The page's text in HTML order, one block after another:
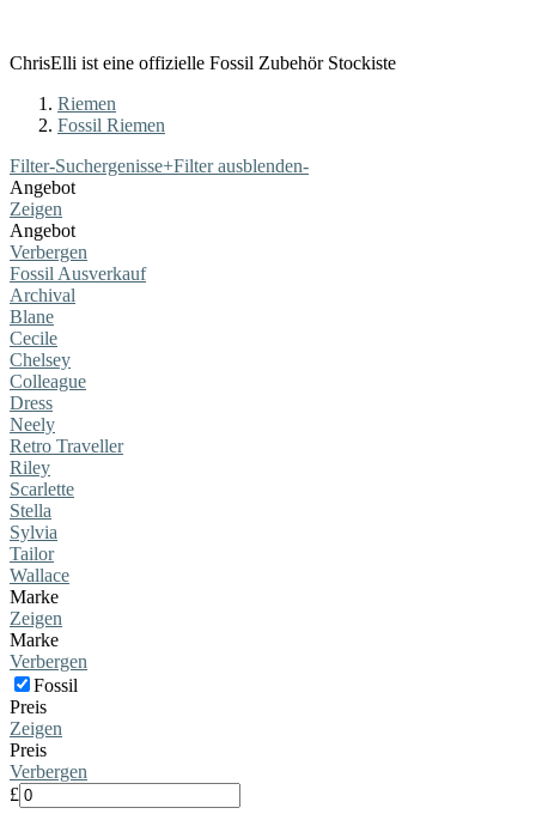
ChrisElli ist eine offizielle Fossil Zubehör Stockiste
Riemen
Fossil Riemen
Filter-Suchergenisse+Filter ausblenden-
Angebot
Zeigen
Angebot
Verbergen
Fossil Ausverkauf
Archival
Blane
Cecile
Chelsey
Colleague
Dress
Neely
Retro Traveller
Riley
Scarlette
Stella
Sylvia
Tailor
Wallace
Marke
Zeigen
Marke
Verbergen
Fossil
Preis
Zeigen
Preis
Verbergen
£